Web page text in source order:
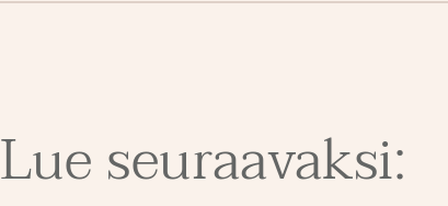
Lue seuraavaksi: